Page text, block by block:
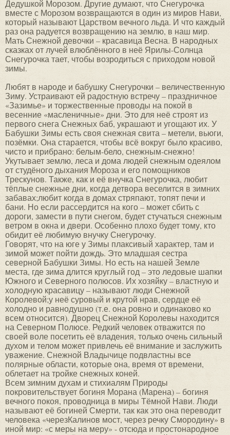
Дедушкой Морозом. Другие думают, что Снегурочка
вместе с Морозом возвращаются в один из миров Нави,
который называют Царством вечного льда. И что каждый
раз она радуется возвращению на землю, в наш мир.
Мать Снежной девочки – красавица Весна. В народных
сказках от лучей влюблённого в неё Ярилы-Солнца
Снегурочка тает, чтобы возродиться с приходом новой
зимы.
Любят в народе и бабушку Снегурочки – величественную
Зиму. Устраивают ей радостную встречу – праздничное
«Зазимье» и торжественные проводы на покой в
весенние «масленичные» дни. Это для неё строят из
первого снега Снежных баб, украшают и угощают их. У
Бабушки Зимы есть своя снежная свита – метели, вьюги,
позёмки. Она старается, чтобы всё вокруг было красиво,
чисто и прибрано: белым-бело, снежным-снежно!
Укутывает землю, леса и дома людей снежным одеялом
от студёного дыхания Мороза и его помощников
Трескунов. Также, как и её внучка Снегурочка, любит
тёплые снежные дни, когда детвора веселится в зимних
забавах;любит когда в домах стряпают, топят печи и
бани. Но если рассердится на кого – может сбить с
дороги, замести в пути снегом, будет стучаться снежным
ветром в окна и двери. Особенно плохо будет тому, кто
обидит её любимую внучку Снегурочку.
Говорят, что на юге у Зимы плаксивый характер, там и
зимой может пойти дождь. Это младшая сестра
северной Бабушки Зимы. Но есть на нашей Земле
места, где зима длится круглый год – это ледовые шапки
Южного и Северного полюсов. Их хозяйку – властную и
холодную красавицу – называют люди Снежной
Королевой;у неё суровый и крутой нрав, сердце её
холодно и равнодушно (т.е. она ровно и одинаково ко
всем относится). Дворец Снежной Королевы находится
на Северном Полюсе. Редкий человек отважится по
своей воле посетить её владения, только очень сильный
духом и телом может привлечь её внимание и заслужить
уважение. Снежной Владычице подвластны все
полярные области, которые она, время от времени,
облетает на тройке снежных коней.
Всем зимним духам и стихиалям Природы
покровительствует богиня Морана (Марена) – богиня
вечного покоя, проводница в миры Тёмной Нави. Люди
называют её богиней Смерти, так как это она переводит
человека «черезКалинов мост, через речку Смородину» в
иной мир: «с меры на меру» - отсюда и простонародное